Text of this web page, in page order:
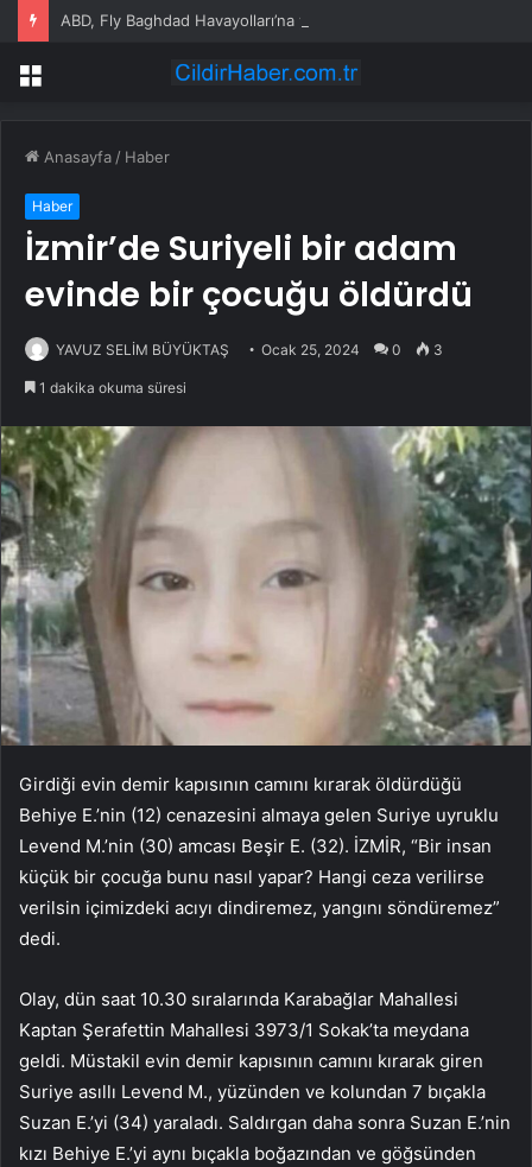
Menü
Anasayfa / Haber
Haber
İzmir’de Suriyeli bir adam
evinde bir çocuğu öldürdü
YAVUZ SELİM BÜYÜKTAŞ Ocak 25, 2024 0 3
1 dakika okuma süresi
Girdiği evin demir kapısının camını kırarak öldürdüğü
Behiye E.’nin (12) cenazesini almaya gelen Suriye uyruklu
Levend M.’nin (30) amcası Beşir E. (32). İZMİR, “Bir insan
küçük bir çocuğa bunu nasıl yapar? Hangi ceza verilirse
verilsin içimizdeki acıyı dindiremez, yangını söndüremez”
dedi.
Olay, dün saat 10.30 sıralarında Karabağlar Mahallesi
Kaptan Şerafettin Mahallesi 3973/1 Sokak’ta meydana
geldi. Müstakil evin demir kapısının camını kırarak giren
Suriye asıllı Levend M., yüzünden ve kolundan 7 bıçakla
Suzan E.’yi (34) yaraladı. Saldırgan daha sonra Suzan E.’nin
kızı Behiye E.’yi aynı bıçakla boğazından ve göğsünden